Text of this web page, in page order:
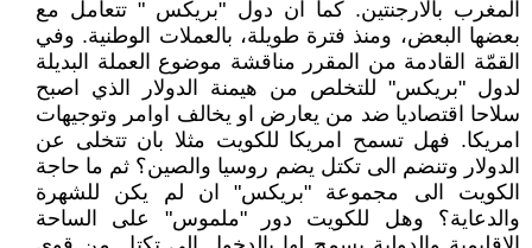
المغرب بالارجنتين. كما ان دول "بريكس " تتعامل مع
بعضها البعض، ومنذ فترة طويلة، بالعملات الوطنية. وفي
القمّة القادمة من المقرر مناقشة موضوع العملة البديلة
لدول "بريكس" للتخلص من هيمنة الدولار الذي اصبح
سلاحا اقتصاديا ضد من يعارض او يخالف اوامر وتوجيهات
امريكا. فهل تسمح امريكا للكويت مثلا بان تتخلى عن
الدولار وتنضم الى تكتل يضم روسيا والصين؟ ثم ما حاجة
الكويت الى مجموعة "بريكس" ان لم يكن للشهرة
والدعاية؟ وهل للكويت دور "ملموس" على الساحة